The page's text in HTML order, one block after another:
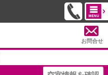
お問合せ